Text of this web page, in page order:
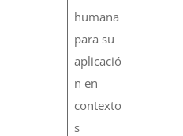
humana
para su
aplicació
n en
contexto
s